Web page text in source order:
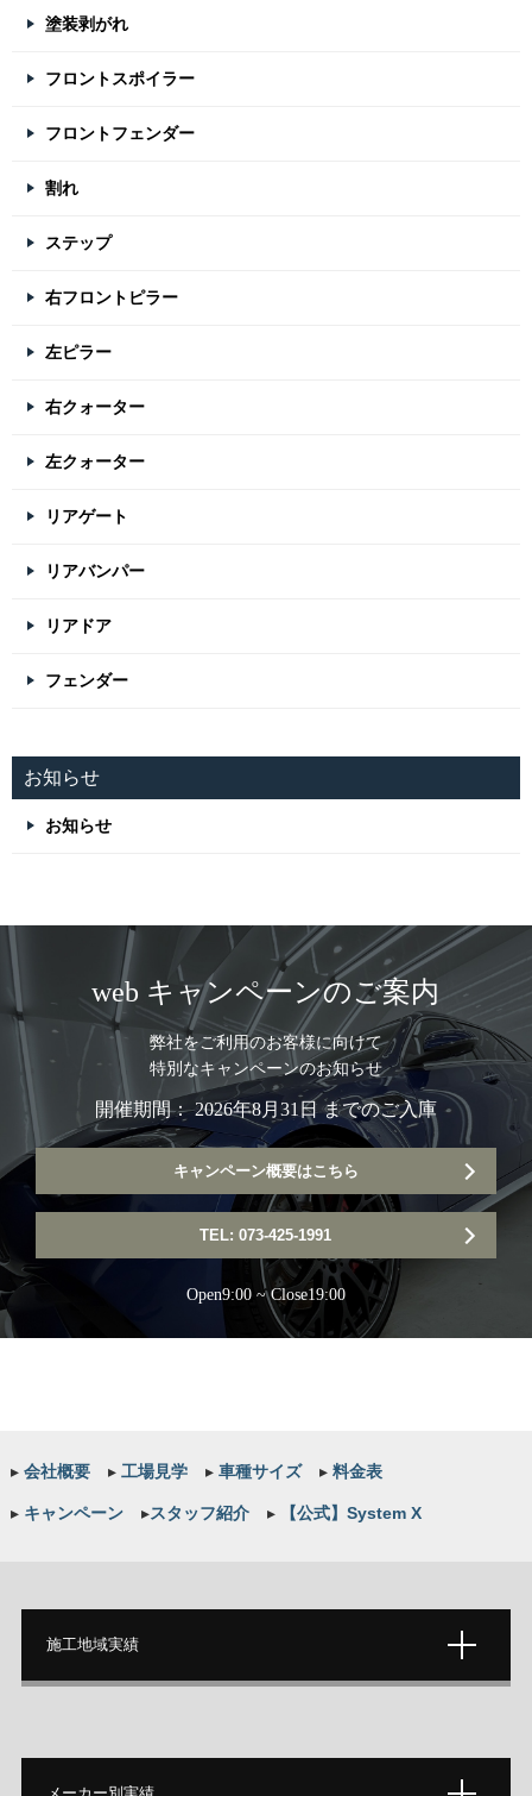
塗装剥がれ
フロントスポイラー
フロントフェンダー
割れ
ステップ
右フロントピラー
左ピラー
右クォーター
左クォーター
リアゲート
リアバンパー
リアドア
フェンダー
お知らせ
お知らせ
web キャンペーンのご案内
弊社をご利用のお客様に向けて
特別なキャンペーンのお知らせ
開催期間： 2026年8月31日 までのご入庫
キャンペーン概要はこちら
TEL: 073-425-1991
Open9:00 ~ Close19:00
▸会社概要 ▸工場見学 ▸車種サイズ ▸料金表
▸キャンペーン ▸スタッフ紹介 ▸【公式】System X
施工地域実績